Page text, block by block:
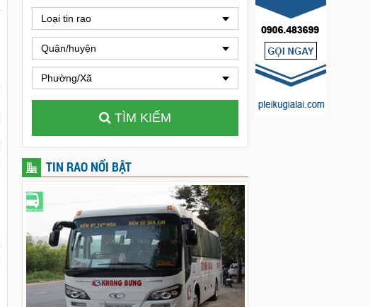
Loại tin rao
Quận/huyện
Phường/Xã
TÌM KIẾM
TIN RAO NỔI BẬT